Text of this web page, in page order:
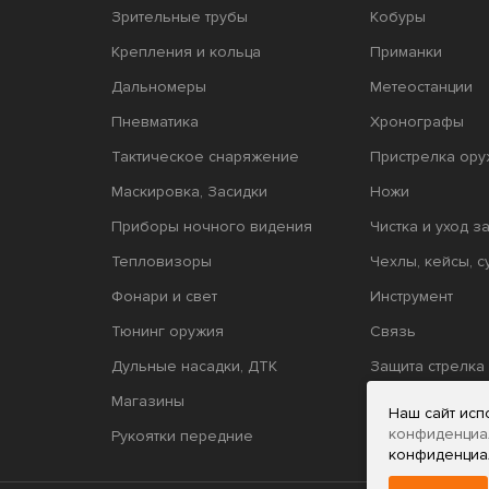
Зрительные трубы
Крепления и кольца
Дальномеры
Пневматика
Тактическое снаряжение
Маскировка, Засидки
Приборы ночного видения
Тепловизоры
Фонари и свет
Тюнинг оружия
Дульные насадки, ДТК
Магазины
Рукоятки передние
Кобуры
Приманки
Метеостанции
Хронографы
Пристрелка
Ножи
Чистка и уход
Чехлы, кейсы,
Инструмент
Связь
Защита стрелка
Наш сайт